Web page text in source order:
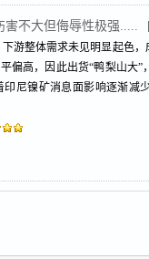
害不大但侮辱性极强.....
游整体需求未见明显起色
偏高，因此出货“鸭梨山大
尼镍矿消息面影响逐渐减